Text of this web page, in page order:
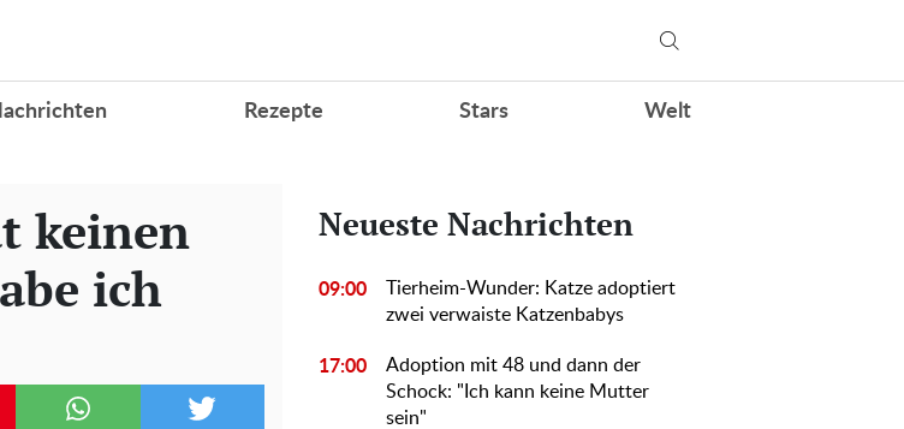
Rezepte Stars Welt
keinen
ich
Neueste Nachrichten
09:00
Tierheim-Wunder: Katze adoptiert
zwei verwaiste Katzenbabys
17:00
Adoption mit 48 und dann der
Schock: "Ich kann keine Mutter
sein"